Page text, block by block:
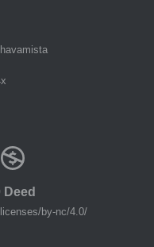
Deed
by-nc/4.0/